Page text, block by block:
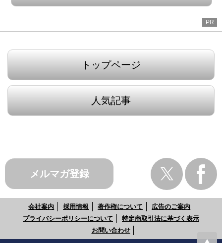
PR
トップページ
人気記事
メルマガ登録
会社案内 採用情報 著作権について
広告のご案内
プライバシーポリシーについて
特定商取引法に基づく表示
お問い合わせ